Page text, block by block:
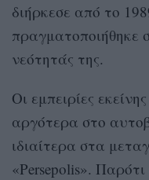
διήρκεσε από το
πραγματοποιήθηκε
νεότητάς της.
Οι εμπειρίες
αργότερα στο
ιδιαίτερα στα
«Persepolis». Παρότι